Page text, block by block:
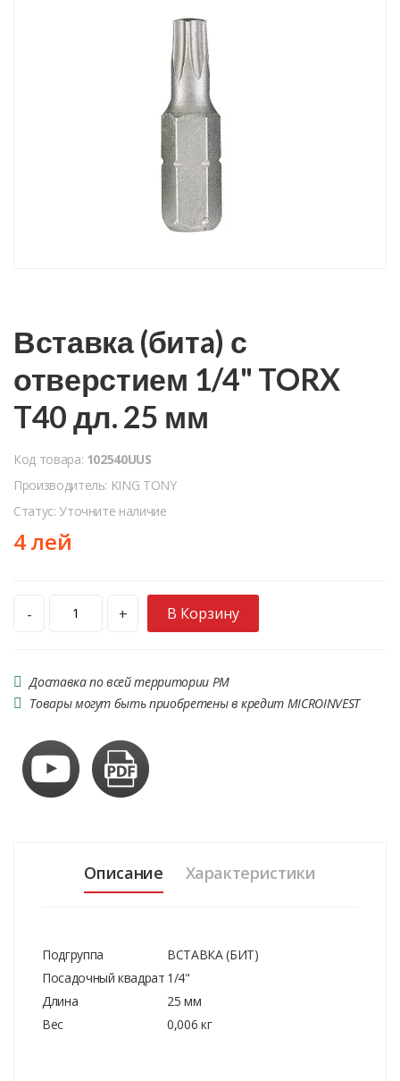
Вставка (битa) с
отверстием 1/4" TORX
T40 дл. 25 мм
Код товара: 102540UUS
Производитель: KING TONY
Статус: Уточните наличие
4 лей
- + В Корзину
Доставка по всей территории РМ
Товары могут быть приобретены в кредит MICROINVEST
Описание Характеристики
Подгруппа
ВСТАВКА (БИТ)
Посадочный квадрат 1/4"
Длина
25 мм
Вес
0,006 кг